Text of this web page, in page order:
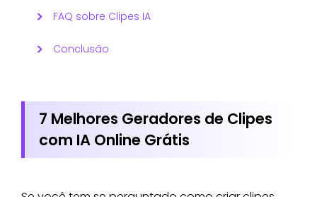
FAQ sobre Clipes IA
Conclusão
7 Melhores Geradores de Clipes
com IA Online Grátis